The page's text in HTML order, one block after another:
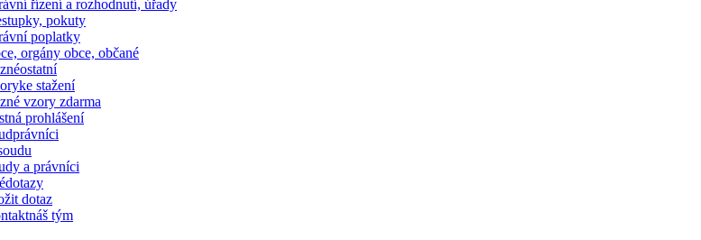
řízení a rozhodnutí, úřady
pokuty
poplatky
orgány obce, občané
ostatní
ke stažení
vzory zdarma
prohlášení
právníci
a právníci
dotazy
dotaz
náš tým